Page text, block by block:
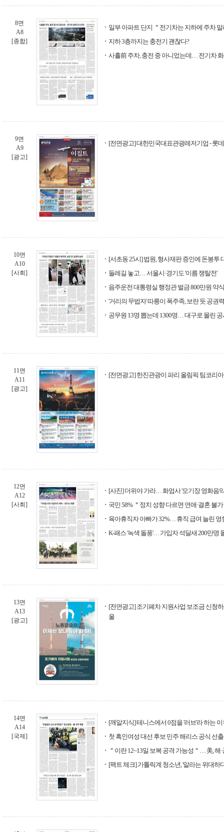
8면
A8
[종합]
일부 아파트 단지 ＂전기차는 지하에 주차
지하 3층까지는 충전기 괜찮다?
사흘前 주차, 충전 중 아니었는데… 전기차
9면
A9
[광고]
[전면광고] 대한민국대표관광레저기업 - 롯
10면
A10
[사회]
[서초동 25시] 법원, 형사재판 증인에 돈봉투
둘레길 놓고… 서울시·경기도 '이름 쟁탈전'
음주운전 대통령실 행정관 벌금 800만원 약
'거리의 무법자' 따릉이 폭주족, 보란 듯 공권
공무원 13명 뽑는데 1300명… 대구로 몰린
11면
A11
[광고]
[전면광고] 한진관광이 파리 올림픽 팀코리
12면
A12
[사회]
[사진] 더위야 가라… 화엄사 '모기장 영화음
국민 58% ＂정치 성향 다르면 연애·결혼 불
육아휴직자 아빠가 32%… 휴직 급여 늘린 영
K-패스 '녹색 돌풍'… 가입자 석달새 200만명
13면
A13
[광고]
[전면광고] 조기폐차 지원사업 보조금 신청
울
14면
A14
[국제]
[깨알지식] 테니스에서 0점을 '러브'라 하는 이
첫 흑인여성 대선 후보 민주 해리스 공식 선출
＂이란 12~13일 보복 공격 가능성＂… 美, 해
[팩트 체크] 가톨릭계 청소년, '알라는 위대하